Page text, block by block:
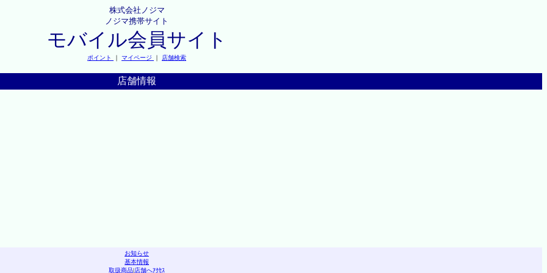
株式会社ノジマ
ノジマ携帯サイト
モバイル会員サイト
ポイント ｜ マイページ ｜ 店舗検索
店舗情報
お知らせ
基本情報
取扱商品|店舗へｱｸｾｽ